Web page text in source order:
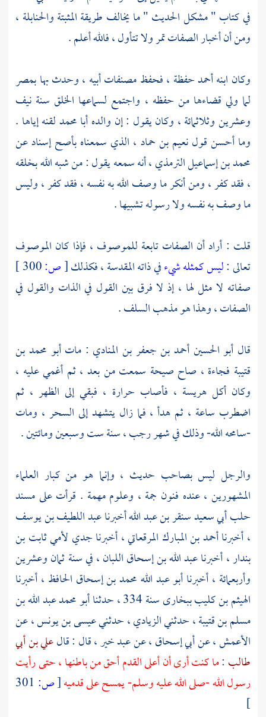
في كتاب " مشكل الحديث " ما يخالف طريقة المثبتة والحنابلة ،
ومن أن أخبار الصفات تمر ولا تتأول ، فالله أعلم .
وكان ابنهأحمدحفظة ، فحفظ مصنفات أبيه ، وحدث بهابمصر
لما ولي قضاءها من حفظه ، واجتمع لسماعها الخلق سنة نيف
وعشرين وثلاثمائة ، وكان يقول : إن والدهأبا محمدلقنه إياها .
وما أحسن قولنعيم بن حماد ، الذي سمعناه بأصح إسناد عن
محمد بن إسماعيل الترمذي، أنه سمعه يقول : من شبه الله بخلقه
، فقد كفر ، ومن أنكر ما وصف الله به نفسه ، فقد كفر ، وليس
ما وصف به نفسه ولا رسوله تشبيها .
قلت : أراد أن الصفات تابعة للموصوف ، فإذا كان الموصوف
تعالى :ليس كمثله شيءفي ذاته المقدسة ، فكذلك[ص:
صفاته لا مثل لها ، إذ لا فرق بين القول في الذات والقول في
الصفات ، وهذا هو مذهب السلف .
قال أبو الحسين أحمد بن جعفر بن المنادي : ماتأبو محمد بن
قتيبة فجاءة ، صاح صيحة سمعت من بعد ، ثم أغمي عليه ،
وكان أكل هريسة ، فأصاب حرارة ، فبقي إلى الظهر ، ثم
اضطرب ساعة ، ثم هدأ ، فما زال يتشهد إلى السحر ، ومات
-سامحه الله- وذلك في شهر رجب ، سنة ست وسبعين ومائتين .
والرجل ليس بصاحب حديث ، وإنما هو من كبار العلماء
المشهورين ، عنده فنون جمة ، وعلوم مهمة . قرأت على مسند
حلبأبي سعيد سنقر بن عبد اللهأخبرناعبد اللطيف بن يوسف
، أخبرناأحمد بن المبارك المرقعاتي، أخبرنا جدي لأميثابت بن
بندار، أخبرناعبد الله بن إسحاق اللبان، في سنة ثمان وعشرين
وأربعمائة ، أخبرناأبو عبد الله محمد بن إسحاق الحافظ ، أخبرنا
الهيثم بن كليبببخارىسنة 334 ، حدثنا
أبو محمد عبد الله بن
مسلم بن قتيبة، حدثنيالزيادي، حدثنيعيسى بن يونس، عن
الأعمش، عنأبي إسحاق، عنعبد خير، قال : قالعلي بن أبي
طالب :ما كنت أرى أن أعلى القدم أحق من باطنها ، حتى رأيت
رسول الله -صلى الله عليه وسلم- يمسح على قدميه[ص: 301
]